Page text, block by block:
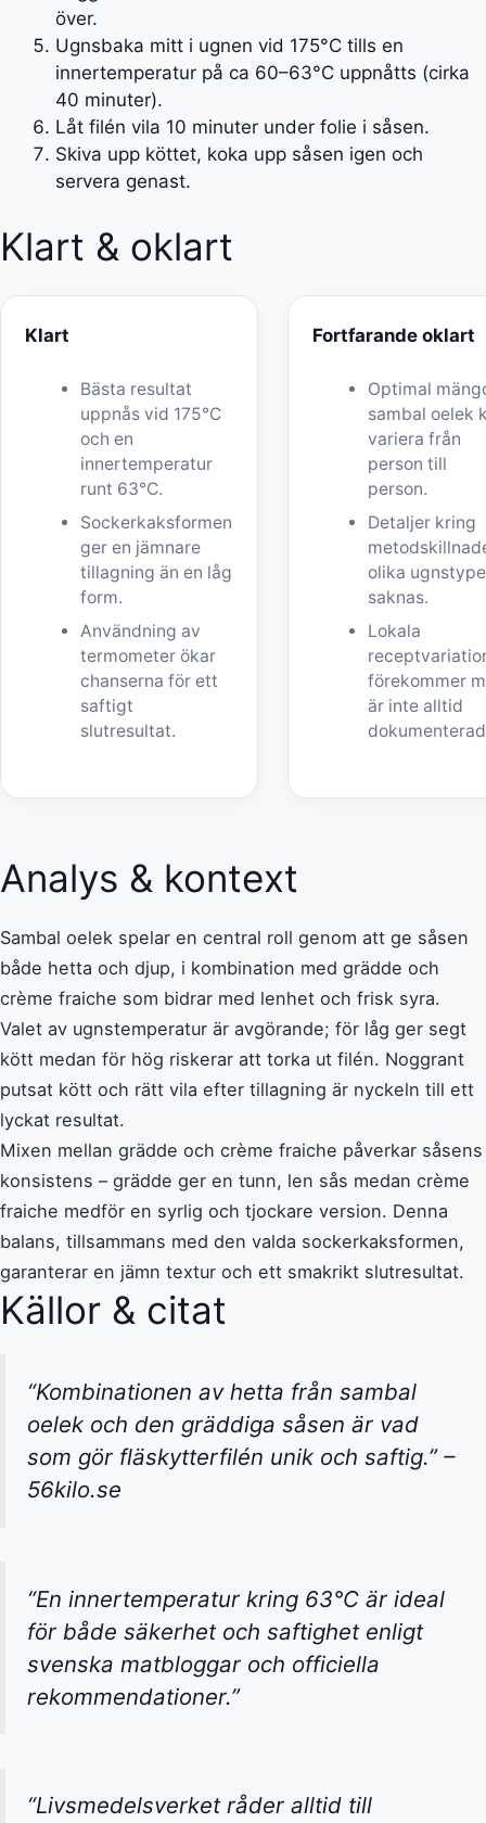
över.
Ugnsbaka mitt i ugnen vid 175°C tills en
innertemperatur på ca 60–63°C uppnåtts (cirka
40 minuter).
Låt filén vila 10 minuter under folie i såsen.
Skiva upp köttet, koka upp såsen igen och
servera genast.
Klart & oklart
Klart
Bästa resultat
uppnås vid 175°C
och en
innertemperatur
runt 63°C.
Sockerkaksformen
ger en jämnare
tillagning än en låg
form.
Användning av
termometer ökar
chanserna för ett
saftigt
slutresultat.
Fortfarande oklart
Optimal
sambal oelek
variera från
person till
person.
Detaljer kring
olika
saknas.
Lokala
förekommer
är inte alltid
Analys & kontext
Sambal oelek spelar en central roll genom att ge såsen
både hetta och djup, i kombination med grädde och
crème fraiche som bidrar med lenhet och frisk syra.
Valet av ugnstemperatur är avgörande; för låg ger segt
kött medan för hög riskerar att torka ut filén. Noggrant
putsat kött och rätt vila efter tillagning är nyckeln till ett
lyckat resultat.
Mixen mellan grädde och crème fraiche påverkar såsens
konsistens – grädde ger en tunn, len sås medan crème
fraiche medför en syrlig och tjockare version. Denna
balans, tillsammans med den valda sockerkaksformen,
garanterar en jämn textur och ett smakrikt slutresultat.
Källor & citat
“Kombinationen av hetta från sambal
oelek och den gräddiga såsen är vad
som gör fläskytterfilén unik och saftig.” –
56kilo.se
“En innertemperatur kring 63°C är ideal
för både säkerhet och saftighet enligt
svenska matbloggar och officiella
rekommendationer.”
“Livsmedelsverket råder alltid till